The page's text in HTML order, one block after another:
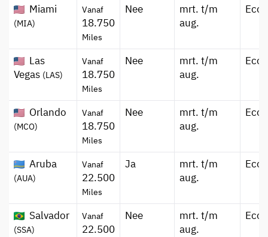
Miami
(MIA)
Vanaf
18.750
Miles
Nee
mrt. t/m
aug.
Las
Vegas (LAS)
Vanaf
18.750
Miles
Nee
mrt. t/m
aug.
Orlando
(MCO)
Vanaf
18.750
Miles
Nee
mrt. t/m
aug.
Aruba
(AUA)
Vanaf
22.500
Miles
Ja
mrt. t/m
aug.
Salvador
(SSA)
Vanaf
22.500
Nee
mrt. t/m
aug.